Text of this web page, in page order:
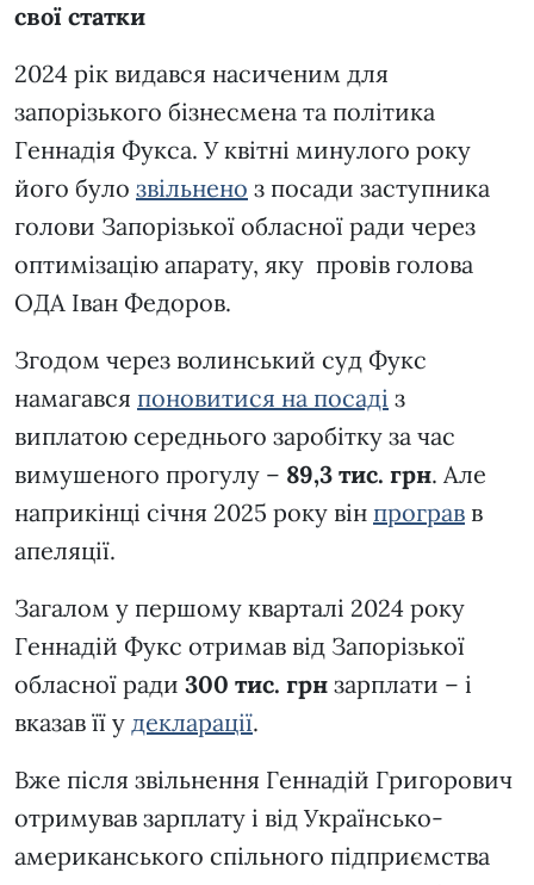
свої статки
2024 рік видався насиченим для
запорізького бізнесмена та політика
Геннадія Фукса. У квітні минулого року
його було звільнено з посади заступника
голови Запорізької обласної ради через
оптимізацію апарату, яку провів голова
ОДА Іван Федоров.
Згодом через волинський суд Фукс
намагався поновитися на посаді з
виплатою середнього заробітку за час
вимушеного прогулу – 89,3 тис. грн. Але
наприкінці січня 2025 року він програв в
апеляції.
Загалом у першому кварталі 2024 року
Геннадій Фукс отримав від Запорізької
обласної ради 300 тис. грн зарплати – і
вказав її у декларації.
Вже після звільнення Геннадій Григорович
отримував зарплату і від Українсько-
американського спільного підприємства